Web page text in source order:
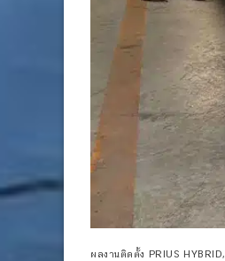
ผลงานติดตั้ง PRIUS HYBRID,